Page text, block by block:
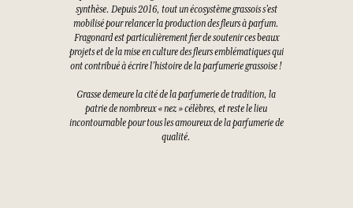
synthèse. Depuis 2016, tout un écosystème grassois s’est
mobilisé pour relancer la production des fleurs à parfum.
Fragonard est particulièrement fier de soutenir ces beaux
projets et de la mise en culture des fleurs emblématiques qui
ont contribué à écrire l’histoire de la parfumerie grassoise !
Grasse demeure la cité de la parfumerie de tradition, la
patrie de nombreux « nez » célèbres, et reste le lieu
incontournable pour tous les amoureux de la parfumerie de
qualité.